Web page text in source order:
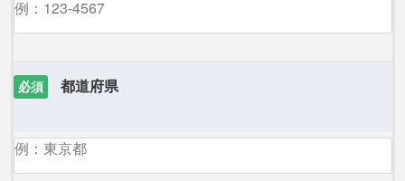
必須 都道府県